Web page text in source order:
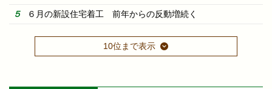
６月の新設住宅着工 前年からの反動増続く
10位まで表示